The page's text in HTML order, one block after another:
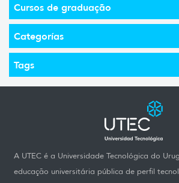
Cursos de graduação
Categorías
Tags
A UTEC é a Universidade Tecnológica do
educação universitária pública de perfil